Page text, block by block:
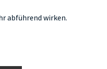
abführend wirken.